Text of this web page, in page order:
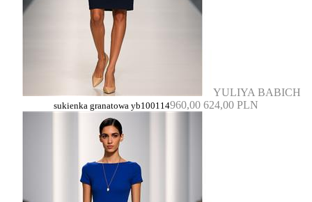
YULIYA BABICH
sukienka granatowa yb100114960,00 624,00 PLN